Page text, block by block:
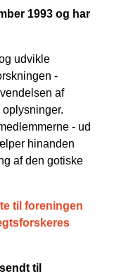
1993 og har
udvikle
-
af
- ud
hinanden
af den gotiske
til foreningen
til